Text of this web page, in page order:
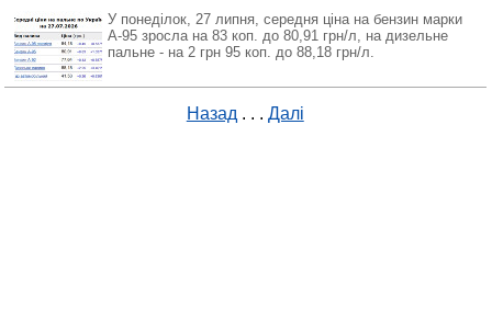
У понеділок, 27 липня, середня ціна на бензин марки
А-95 зросла на 83 коп. до 80,91 грн/л, на дизельне
пальне - на 2 грн 95 коп. до 88,18 грн/л.
Назад . . . Далі